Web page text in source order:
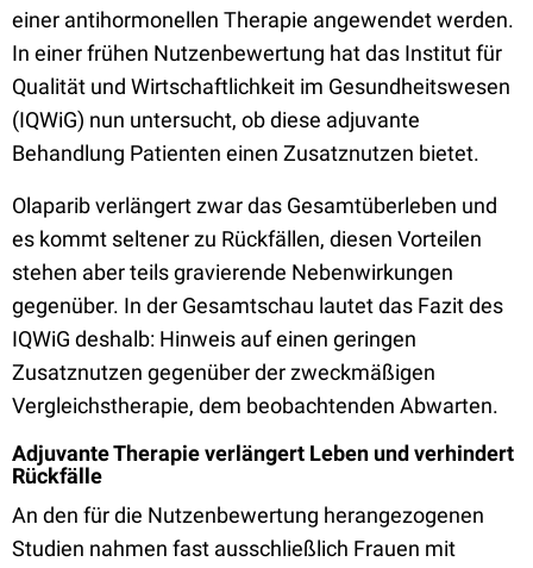
einer antihormonellen Therapie angewendet werden.
In einer frühen Nutzenbewertung hat das Institut für
Qualität und Wirtschaftlichkeit im Gesundheitswesen
(IQWiG) nun untersucht, ob diese adjuvante
Behandlung Patienten einen Zusatznutzen bietet.
Olaparib verlängert zwar das Gesamtüberleben und
es kommt seltener zu Rückfällen, diesen Vorteilen
stehen aber teils gravierende Nebenwirkungen
gegenüber. In der Gesamtschau lautet das Fazit des
IQWiG deshalb: Hinweis auf einen geringen
Zusatznutzen gegenüber der zweckmäßigen
Vergleichstherapie, dem beobachtenden Abwarten.
Adjuvante Therapie verlängert Leben und verhindert
Rückfälle
An den für die Nutzenbewertung herangezogenen
Studien nahmen fast ausschließlich Frauen mit